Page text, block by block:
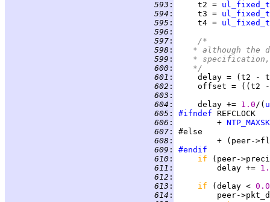
593 :
     t2 =
594 :
     t3 =
595 :
     t4 =
596 :
597 :
/*
598 :
* although the
599 :
*
600 :
	 */
601 :
602 :
offset = ((t2
603 :
604 :
     delay +=
1.0 /(
605 : #ifndef
606 :
         +
607 :
608 :
+ (peer-
609 :
#endif
610 : if
(peer-
611 :
         delay +=
612 :
613 : if (delay < 0.0
614 :